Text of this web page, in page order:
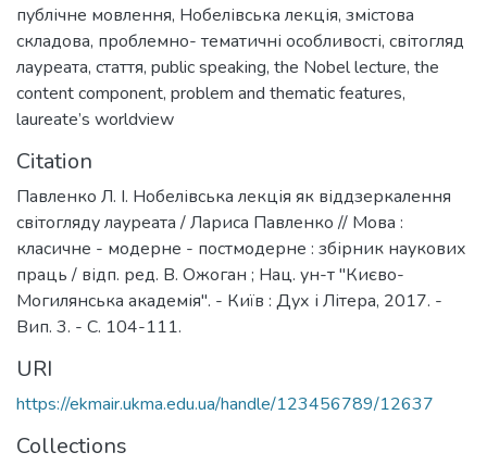
публічне мовлення, Нобелівська лекція, змістова
складова, проблемно- тематичні особливості, світогляд
лауреата, стаття, public speaking, the Nobel lecture, the
content component, problem and thematic features,
laureate’s worldview
Citation
Павленко Л. І. Нобелівська лекція як віддзеркалення
світогляду лауреата / Лариса Павленко // Мова :
класичне - модерне - постмодерне : збірник наукових
праць / відп. ред. В. Ожоган ; Нац. ун-т "Києво-
Могилянська академія". - Київ : Дух і Літера, 2017. -
Вип. 3. - С. 104-111.
URI
https://ekmair.ukma.edu.ua/handle/123456789/12637
Collections